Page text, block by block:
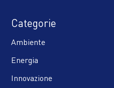
Categorie
Ambiente
Energia
Innovazione